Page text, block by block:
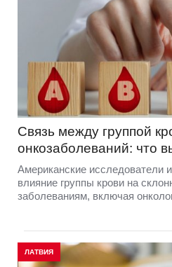
Связь между группой
онкозаболеваний: что
Американские исследователи
влияние группы крови на
заболеваниям, включая
ЛАТВИЯ